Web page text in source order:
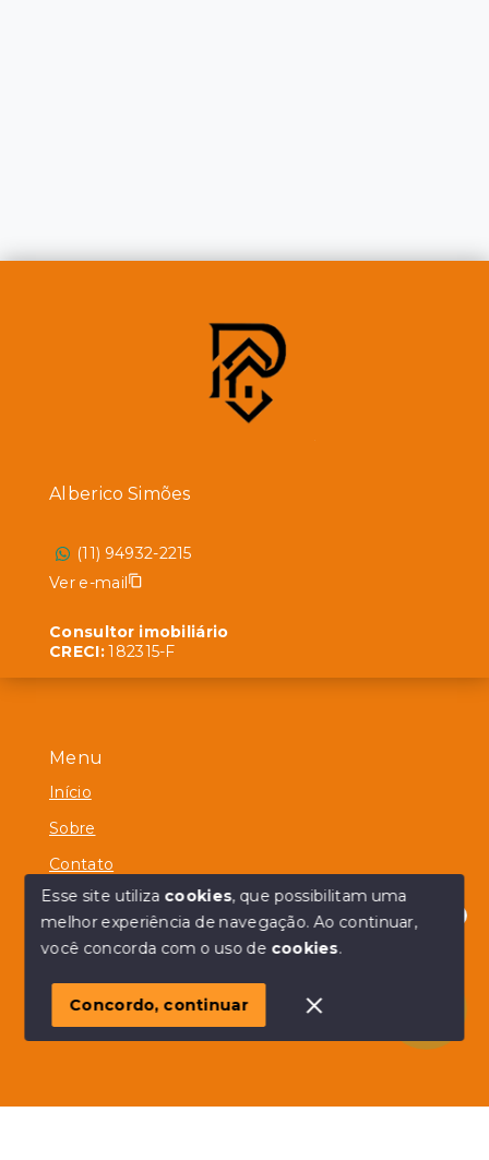
Olá! em posso ajudar?
Menu
Início
Sobre
Contato
© Copyright 2026 - Alberico Simões - Todos os direitos
SITE PARA IMOBILIARIA
Alberico Simões
(11) 94932-2215
Ver e-mail
Consultor imobiliário
CRECI:182315-F
Esse site utiliza cookies, que possibilitam uma
melhor experiência de navegação.Ao continuar,
você concorda com o uso de cookies.
Concordo, continuar